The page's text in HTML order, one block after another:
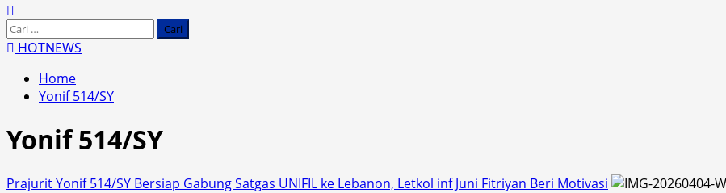
Cari
untuk:
HOTNEWS
Home
Yonif 514/SY
Yonif 514/SY
Prajurit Yonif 514/SY Bersiap Gabung Satgas UNIFIL ke Lebanon, Letkol inf Juni Fitriyan Beri Motivasi